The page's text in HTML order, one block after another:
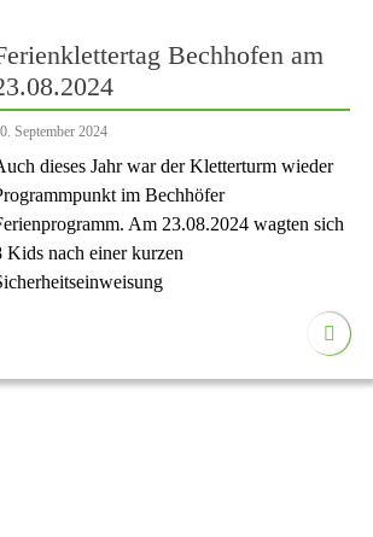
Bechhofen am
September 2024
dieses Jahr war der Kletterturm wieder
im Bechhöfer
Am 23.08.2024 wagten sich
Kids nach einer kurzen